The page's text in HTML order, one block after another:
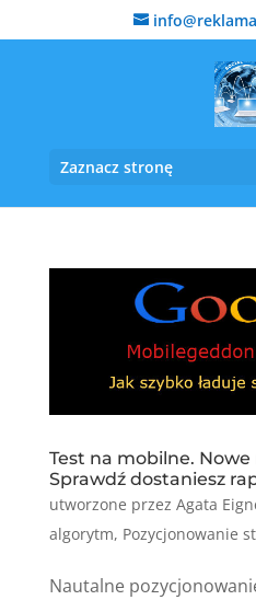
Zaznacz stronę
Test na mobilne.
Sprawdź dostaniesz
utworzone przez Agata
algorytm, Pozycjonowanie
Nautalne